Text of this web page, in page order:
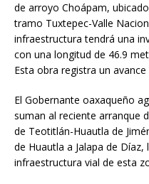
de arroyo Choápam,
tramo Tuxtepec-Valle
infraestructura tendrá una
con una longitud de 46.9
Esta obra registra un
El Gobernante oaxaqueño
suman al reciente arranque
de Teotitlán-Huautla de
de Huautla a Jalapa de
infraestructura vial de esta